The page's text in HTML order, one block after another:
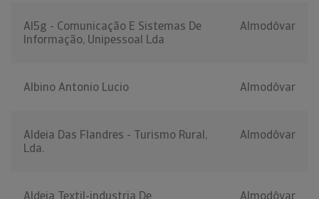
Al5g - Comunicação E Sistemas De
Informação, Unipessoal Lda
Almodôvar
Albino Antonio Lucio Almodôvar
Aldeia Das Flandres - Turismo Rural,
Lda.
Almodôvar
Aldeia Textil-industria De Almodôvar